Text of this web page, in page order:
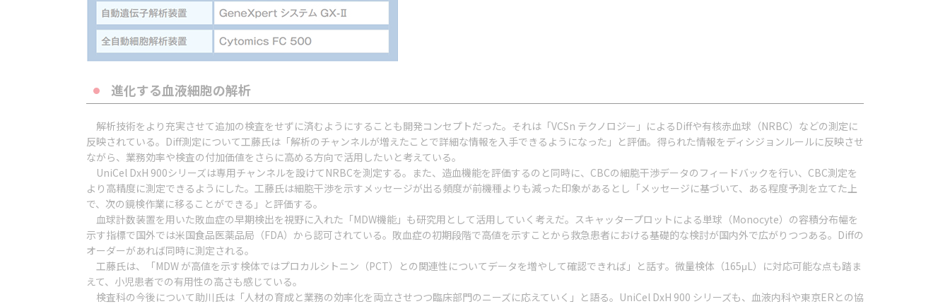
進化する血液細胞の解析
解析技術をより充実させて追加の検査をせずに済むようにすることも開発コンセプトだった。それは「VCSn テクノロジー」によるDiffや有核赤血球（NRBC）などの測定に
反映されている。Diff測定について工藤氏は「解析のチャンネルが増えたことで詳細な情報を入手できるようになった」と評価。得られた情報をディシジョンルールに反映させ
ながら、業務効率や検査の付加価値をさらに高める方向で活用したいと考えている。
UniCel DxH 900シリーズは専用チャンネルを設けてNRBCを測定する。また、造血機能を評価するのと同時に、CBCの細胞干渉データのフィードバックを行い、CBC測定を
より高精度に測定できるようにした。工藤氏は細胞干渉を示すメッセージが出る頻度が前機種よりも減った印象があるとし「メッセージに基づいて、ある程度予測を立てた上
で、次の鏡検作業に移ることができる」と評価する。
血球計数装置を用いた敗血症の早期検出を視野に入れた「MDW機能」も研究用として活用していく考えだ。スキャッタープロットによる単球（Monocyte）の容積分布幅を
示す指標で国外では米国食品医薬品局（FDA）から認可されている。敗血症の初期段階で高値を示すことから救急患者における基礎的な検討が国内外で広がりつつある。Diffの
オーダーがあれば同時に測定される。
工藤氏は、「MDW が高値を示す検体ではプロカルシトニン（PCT）との関連性についてデータを増やして確認できれば」と話す。微量検体（165μL）に対応可能な点も踏ま
えて、小児患者での有用性の高さも感じている。
検査科の今後について助川氏は「人材の育成と業務の効率化を両立させつつ臨床部門のニーズに応えていく」と語る。UniCel DxH 900 シリーズも、血液内科や東京ERとの協